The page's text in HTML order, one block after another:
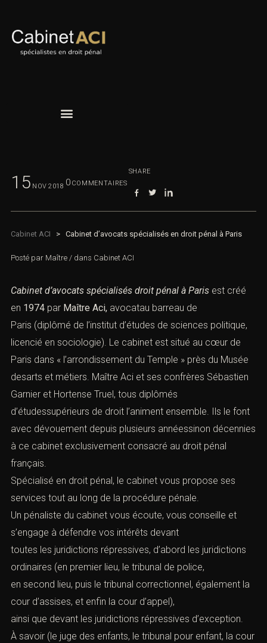
15 NOV 2018 0 COMMENTAIRES
SHARE
Cabinet ACI > Cabinet d’avocats spécialisés en droit pénal à Paris
Posté par Maître / dans Cabinet ACI
Cabinet d’avocats spécialisés droit pénal à Paris est créé
en 1974 par Maître Aci, avocatau barreau de
Paris (diplômé de l’institut d’études de sciences politique,
licencié en sociologie). Le cabinet est situé au cœur de
Paris dans « l’arrondissement du Temple » près du Musée
desarts et métiers. Maître Aci et ses confrères Sébastien
Garnier et Hortense Truel, tous diplômés
d’étudessupérieurs de droit l’animent ensemble. Ils le font
avec dévouement depuis plusieurs annéessinon décennies
à ce cabinet exclusivement consacré au droit pénal
français.
Spécialisé en droit pénal, le cabinet vous propose ses
services tout au long de la procédure pénale.
Un pénaliste du cabinet vous écoute, vous conseille et
s’engage à défendre vos intérêts devant
toutes les juridictions répressives, d’abord les juridictions
ordinaires (en premier lieu, le tribunal de police,
en second lieu, puis le tribunal correctionnel, également la
cour d’assises, et enfin la cour d’appel),
ainsi que devant les juridictions répressives d’exception.
À savoir (le juge des enfants, le tribunal pour enfant, la cour